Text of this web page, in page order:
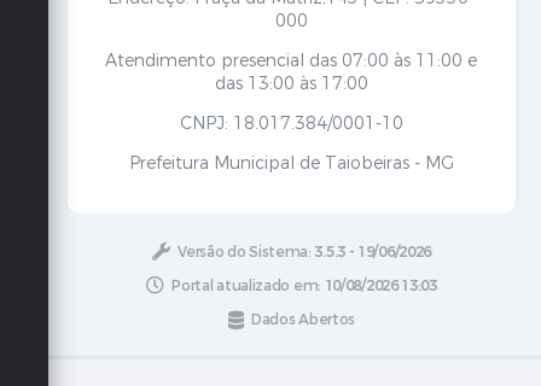
000
Atendimento presencial das 07:00 às 11:00 e
das 13:00 às 17:00
CNPJ: 18.017.384/0001-10
Prefeitura Municipal de Taiobeiras - MG
Versão do Sistema: 3.5.3 - 19/06/2026
Portal atualizado em: 10/08/2026 13:03
Dados Abertos